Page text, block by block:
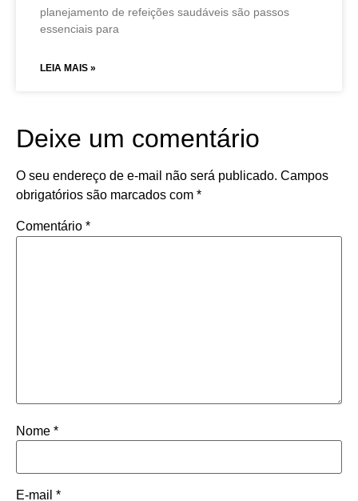
planejamento de refeições saudáveis são passos
essenciais para
LEIA MAIS »
Deixe um comentário
O seu endereço de e-mail não será publicado. Campos
obrigatórios são marcados com *
Comentário *
Nome *
E-mail *